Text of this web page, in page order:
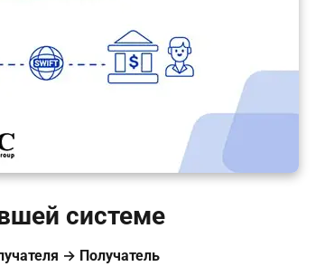
системе
→ Получатель